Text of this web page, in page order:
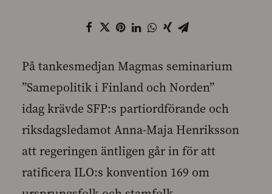
På tankesmedjan Magmas seminarium
”Samepolitik i Finland och Norden”
idag krävde SFP:s partiordförande och
riksdagsledamot Anna-Maja Henriksson
att regeringen äntligen går in för att
ratificera ILO:s konvention 169 om